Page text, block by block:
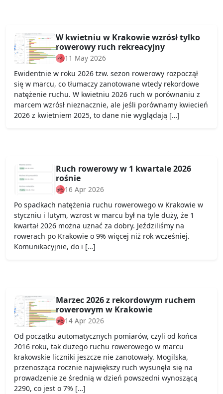
W kwietniu w Krakowie wzrósł tylko
rowerowy ruch rekreacyjny
11 May 2026
Ewidentnie w roku 2026 tzw. sezon rowerowy rozpoczął
się w marcu, co tłumaczy zanotowane wtedy rekordowe
natężenie ruchu. W kwietniu 2026 ruch w porównaniu z
marcem wzrósł nieznacznie, ale jeśli porównamy kwiecień
2026 z kwietniem 2025, to dane nie wyglądają […]
Ruch rowerowy w 1 kwartale 2026
rośnie
16 Apr 2026
Po spadkach natężenia ruchu rowerowego w Krakowie w
styczniu i lutym, wzrost w marcu był na tyle duży, że 1
kwartał 2026 można uznać za dobry. Jeździliśmy na
rowerach po Krakowie o 9% więcej niż rok wcześniej.
Komunikacyjnie, do i […]
Marzec 2026 z rekordowym ruchem
rowerowym w Krakowie
14 Apr 2026
Od początku automatycznych pomiarów, czyli od końca
2016 roku, tak dużego ruchu rowerowego w marcu
krakowskie liczniki jeszcze nie zanotowały. Mogilska,
przenosząca rocznie największy ruch wysunęła się na
prowadzenie ze średnią w dzień powszedni wynoszącą
2290, co jest o 7% […]